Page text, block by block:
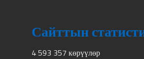
Сайттын
4 593 357 көрүүлөр